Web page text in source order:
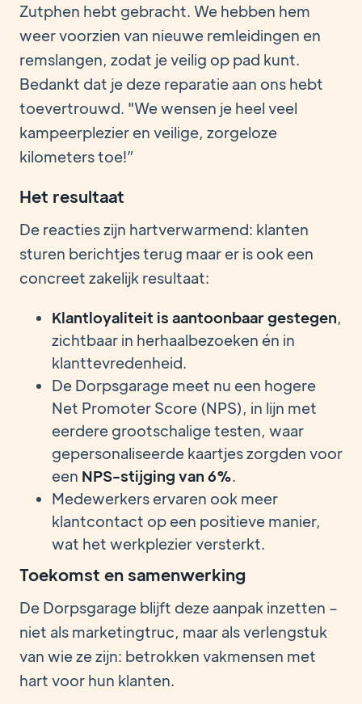
Zutphen hebt gebracht. We hebben hem
weer voorzien van nieuwe remleidingen en
remslangen, zodat je veilig op pad kunt.
Bedankt dat je deze reparatie aan ons hebt
toevertrouwd. "We wensen je heel veel
kampeerplezier en veilige, zorgeloze
kilometers toe!”
Het resultaat
De reacties zijn hartverwarmend: klanten
sturen berichtjes terug maar er is ook een
concreet zakelijk resultaat:
Klantloyaliteit is aantoonbaar gestegen,
zichtbaar in herhaalbezoeken én in
klanttevredenheid.
De Dorpsgarage meet nu een hogere
Net Promoter Score (NPS), in lijn met
eerdere grootschalige testen, waar
gepersonaliseerde kaartjes zorgden voor
een NPS-stijging van 6%.
Medewerkers ervaren ook meer
klantcontact op een positieve manier,
wat het werkplezier versterkt.
Toekomst en samenwerking
De Dorpsgarage blijft deze aanpak inzetten –
niet als marketingtruc, maar als verlengstuk
van wie ze zijn: betrokken vakmensen met
hart voor hun klanten.